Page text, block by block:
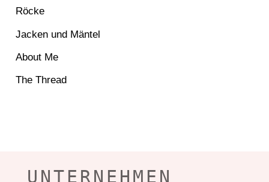
Röcke
Jacken und Mäntel
About Me
The Thread
UNTERNEHMEN